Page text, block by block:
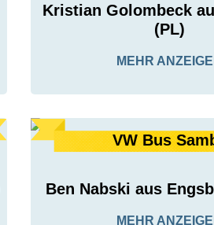
Kristian Golombeck
(PL)
MEHR
VW Bus
Ben Nabski aus
MEHR